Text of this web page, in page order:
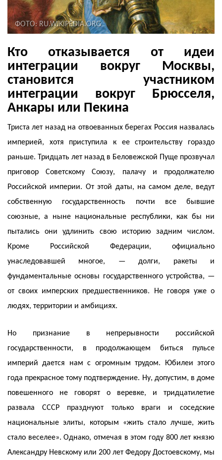
ФОТО: RU.WIKIPEDIA.ORG
Кто отказывается от идеи
интеграции вокруг Москвы,
становится участником
интеграции вокруг Брюсселя,
Анкары или Пекина
Триста лет назад на отвоеванных берегах Россия назвалась
империей, хотя приступила к ее строительству гораздо
раньше. Тридцать лет назад в Беловежской Пуще прозвучал
приговор Советскому Союзу, палачу и продолжателю
Российской империи. От этой даты, на самом деле, ведут
собственную государственность почти все бывшие
союзные, а ныне национальные республики, как бы ни
пытались они удлинить свою историю задним числом.
Кроме Российской Федерации, официально
унаследовавшей многое, — долги, ракеты и
фундаментальные основы государственного устройства, —
от своих имперских предшественников. Не говоря уже о
людях, территории и амбициях.
Но признание в непрерывности российской
государственности, в продолжающем биться пульсе
империй дается нам с огромным трудом. Юбилеи этого
года прекрасное тому подтверждение. Ну, допустим, в доме
повешенного не говорят о веревке, и тридцатилетие
развала СССР празднуют только враги и соседские
национальные элиты, которым «жить стало лучше, жить
стало веселее». Однако, отмечая в этом году 800 лет князю
Александру Невскому или 200 лет Федору Достоевскому, мы